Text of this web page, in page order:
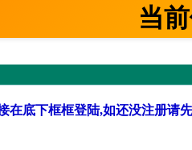
当
在底下框框登陆,如还没注册请